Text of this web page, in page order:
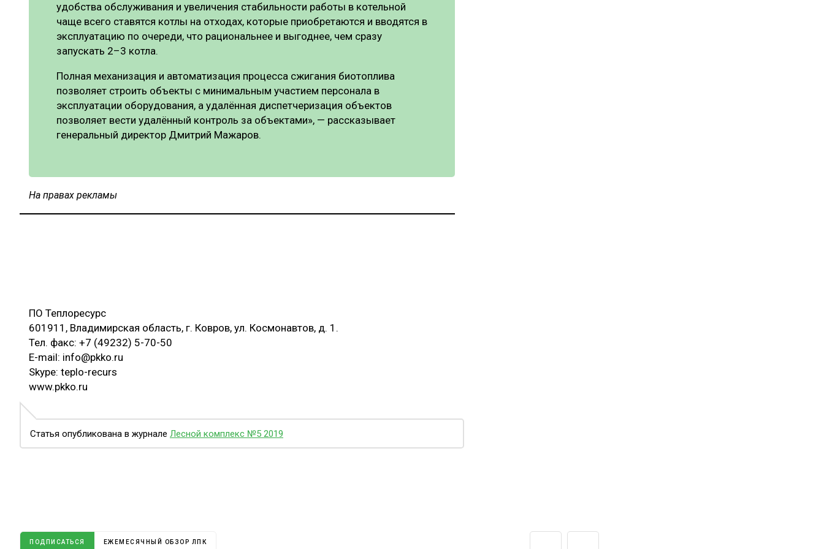
удобства обслуживания и увеличения стабильности работы в котельной
чаще всего ставятся котлы на отходах, которые приобретаются и вводятся в
эксплуатацию по очереди, что рациональнее и выгоднее, чем сразу
запускать 2–3 котла.
Полная механизация и автоматизация процесса сжигания биотоплива
позволяет строить объекты с минимальным участием персонала в
эксплуатации оборудования, а удалённая диспетчеризация объектов
позволяет вести удалённый контроль за объектами», — рассказывает
генеральный директор Дмитрий Мажаров.
На правах рекламы
ПО Теплоресурс
601911, Владимирская область, г. Ковров, ул. Космонавтов, д. 1.
Тел. факс: +7 (49232) 5-70-50
E-mail: info@pkko.ru
Skype: teplo-recurs
www.pkko.ru
Статья опубликована в журнале Лесной комплекс №5 2019
ПОДПИСАТЬСЯ ЕЖЕМЕСЯЧНЫЙ ОБЗОР ЛПК